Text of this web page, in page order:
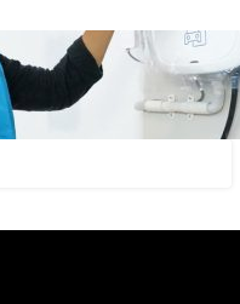
Baru Gunakan Home